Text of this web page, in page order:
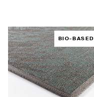
BIO-BASED